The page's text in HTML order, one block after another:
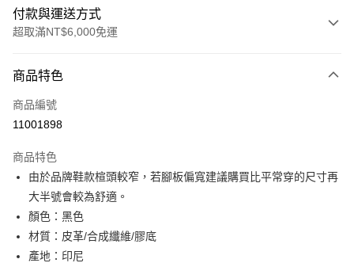
付款與運送方式
超取滿NT$6,000免運
信用卡一次付款
超商取貨付款
Apple Pay
ATM付款
運送方式
商品特色
商品編號
11001898
商品特色
由於品牌鞋款楦頭較窄，若腳板偏寬建議購買比平常穿的尺寸再
大半號會較為舒適。
顏色：黑色
材質：皮革/合成纖維/膠底
產地：印尼